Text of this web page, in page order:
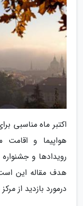
اکتبر ماه مناسبی
هواپیما و
رویدادها و
هدف مقاله این
درمورد بازدید از